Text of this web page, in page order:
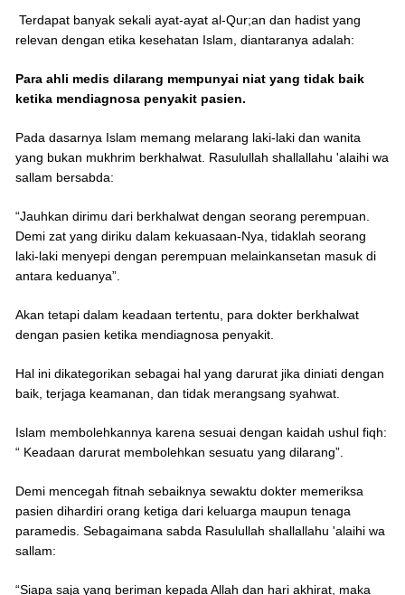
Terdapat banyak sekali ayat-ayat al-Qur;an dan hadist yang
relevan dengan etika kesehatan Islam, diantaranya adalah:
Para ahli medis dilarang mempunyai niat yang tidak baik
ketika mendiagnosa penyakit pasien.
Pada dasarnya Islam memang melarang laki-laki dan wanita
yang bukan mukhrim berkhalwat. Rasulullah shallallahu 'alaihi wa
sallam bersabda:
“Jauhkan dirimu dari berkhalwat dengan seorang perempuan.
Demi zat yang diriku dalam kekuasaan-Nya, tidaklah seorang
laki-laki menyepi dengan perempuan melainkansetan masuk di
antara keduanya”.
Akan tetapi dalam keadaan tertentu, para dokter berkhalwat
dengan pasien ketika mendiagnosa penyakit.
Hal ini dikategorikan sebagai hal yang darurat jika diniati dengan
baik, terjaga keamanan, dan tidak merangsang syahwat.
Islam membolehkannya karena sesuai dengan kaidah ushul fiqh:
“ Keadaan darurat membolehkan sesuatu yang dilarang”.
Demi mencegah fitnah sebaiknya sewaktu dokter memeriksa
pasien dihardiri orang ketiga dari keluarga maupun tenaga
paramedis. Sebagaimana sabda Rasulullah shallallahu 'alaihi wa
sallam:
“Siapa saja yang beriman kepada Allah dan hari akhirat, maka